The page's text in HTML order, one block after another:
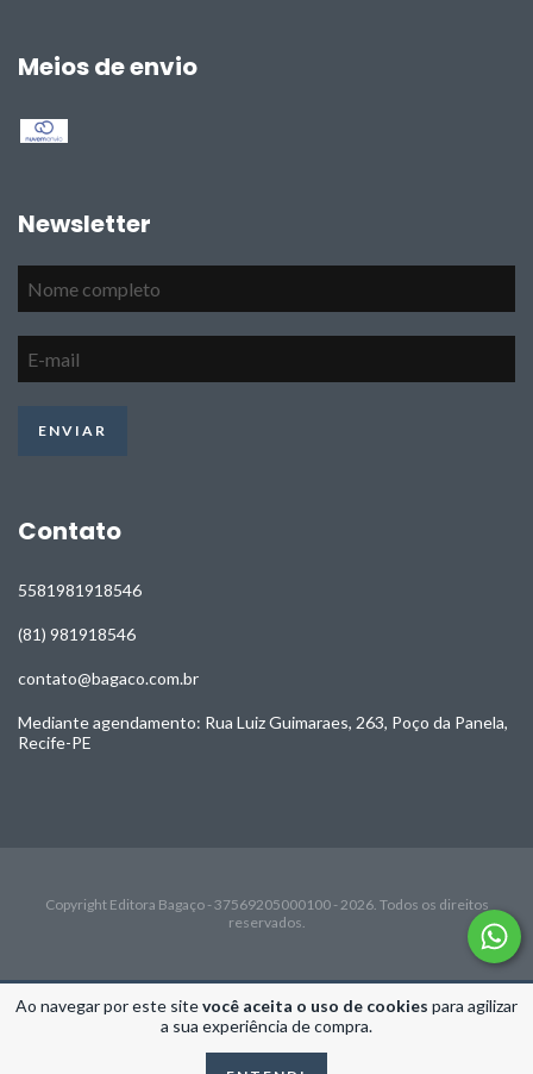
Ao navegar por este sitevocê aceita o uso de cookies para agilizar
a sua experiência de compra.
Meios de envio
Newsletter
Contato
5581981918546
(81) 981918546
contato@bagaco.com.br
Mediante agendamento: Rua Luiz Guimaraes, 263, Poço da Panela,
Recife-PE
Copyright Editora Bagaço - 37569205000100 - 2026. Todos os direitos
reservados.